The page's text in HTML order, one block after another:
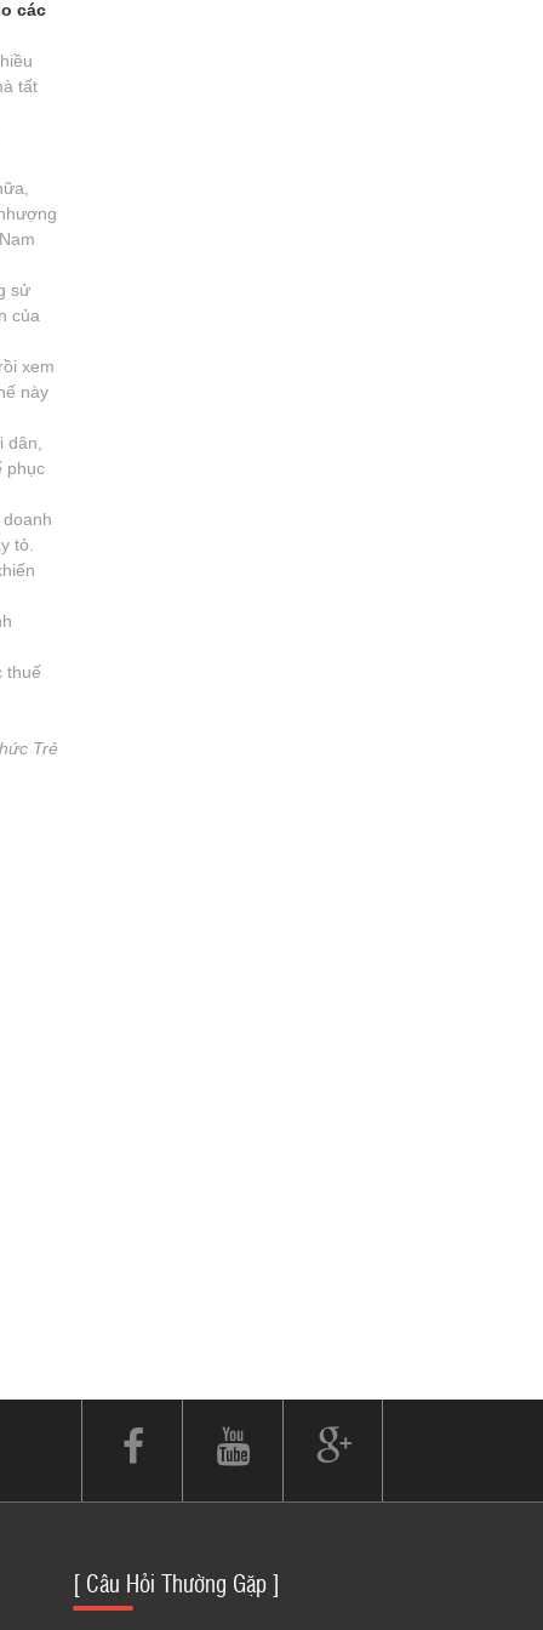
các
tất
sử
của
xem
này
phục
tỏ.
thuế
Trẻ
[ Câu Hỏi Thường Gặp ]